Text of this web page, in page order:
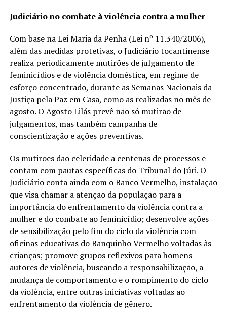
Judiciário no combate à violência contra a mulher
Com base na Lei Maria da Penha (Lei nº 11.340/2006),
além das medidas protetivas, o Judiciário tocantinense
realiza periodicamente mutirões de julgamento de
feminicídios e de violência doméstica, em regime de
esforço concentrado, durante as Semanas Nacionais da
Justiça pela Paz em Casa, como as realizadas no mês de
agosto. O Agosto Lilás prevê não só mutirão de
julgamentos, mas também campanha de
conscientização e ações preventivas.
Os mutirões dão celeridade a centenas de processos e
contam com pautas específicas do Tribunal do Júri. O
Judiciário conta ainda com o Banco Vermelho, instalação
que visa chamar a atenção da população para a
importância do enfrentamento da violência contra a
mulher e do combate ao feminicídio; desenvolve ações
de sensibilização pelo fim do ciclo da violência com
oficinas educativas do Banquinho Vermelho voltadas às
crianças; promove grupos reflexivos para homens
autores de violência, buscando a responsabilização, a
mudança de comportamento e o rompimento do ciclo
da violência, entre outras iniciativas voltadas ao
enfrentamento da violência de gênero.